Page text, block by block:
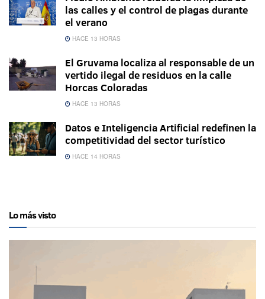
las calles y el control de plagas durante
el verano
HACE 13 HORAS
El Gruvama localiza al responsable de un
vertido ilegal de residuos en la calle
Horcas Coloradas
HACE 13 HORAS
Datos e Inteligencia Artificial redefinen la
competitividad del sector turístico
HACE 14 HORAS
Lo más visto